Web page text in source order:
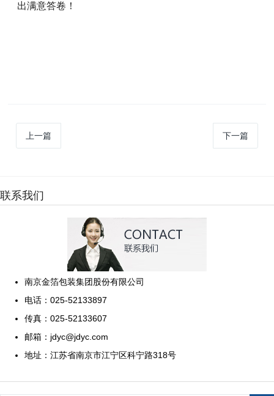
出满意答卷！
上一篇 下一篇
联系我们
南京金箔包装集团股份有限公司
电话：025-52133897
传真：025-52133607
邮箱：jdyc@jdyc.com
地址：江苏省南京市江宁区科宁路318号